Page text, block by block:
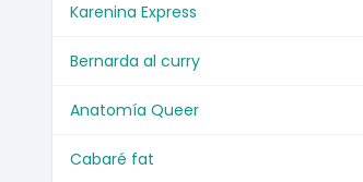
Karenina Express
Bernarda al curry
Anatomía Queer
Cabaré fat